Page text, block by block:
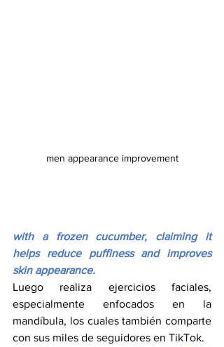
men appearance improvement
with a frozen cucumber, claiming it
helps reduce puffiness and improves
skin appearance.
Luego realiza ejercicios faciales,
especialmente enfocados en la
mandíbula, los cuales también comparte
con sus miles de seguidores en TikTok.